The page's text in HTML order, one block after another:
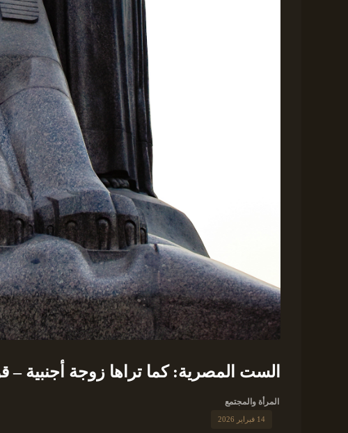
الست المصرية: كما تراها زوجة أجنبية –
المرأة والمجتمع
14 فبراير 2026